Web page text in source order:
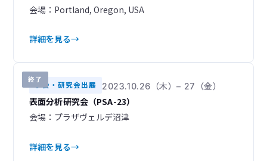
2022 14 2021
2014
会場：Portland, Oregon, USA
詳細を見る
終了
学会・研究会出展 2023.10.26（木）– 27（金）
表面分析研究会（PSA-23）
会場：プラザヴェルデ沼津
詳細を見る